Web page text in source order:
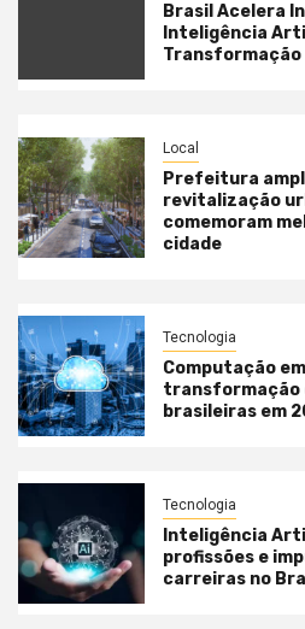
Brasil Acelera
Inteligência
Transformação
Local
Prefeitura
revitalização
comemoram
cidade
Tecnologia
Computação
transformação
brasileiras em
Tecnologia
Inteligência
profissões e
carreiras no